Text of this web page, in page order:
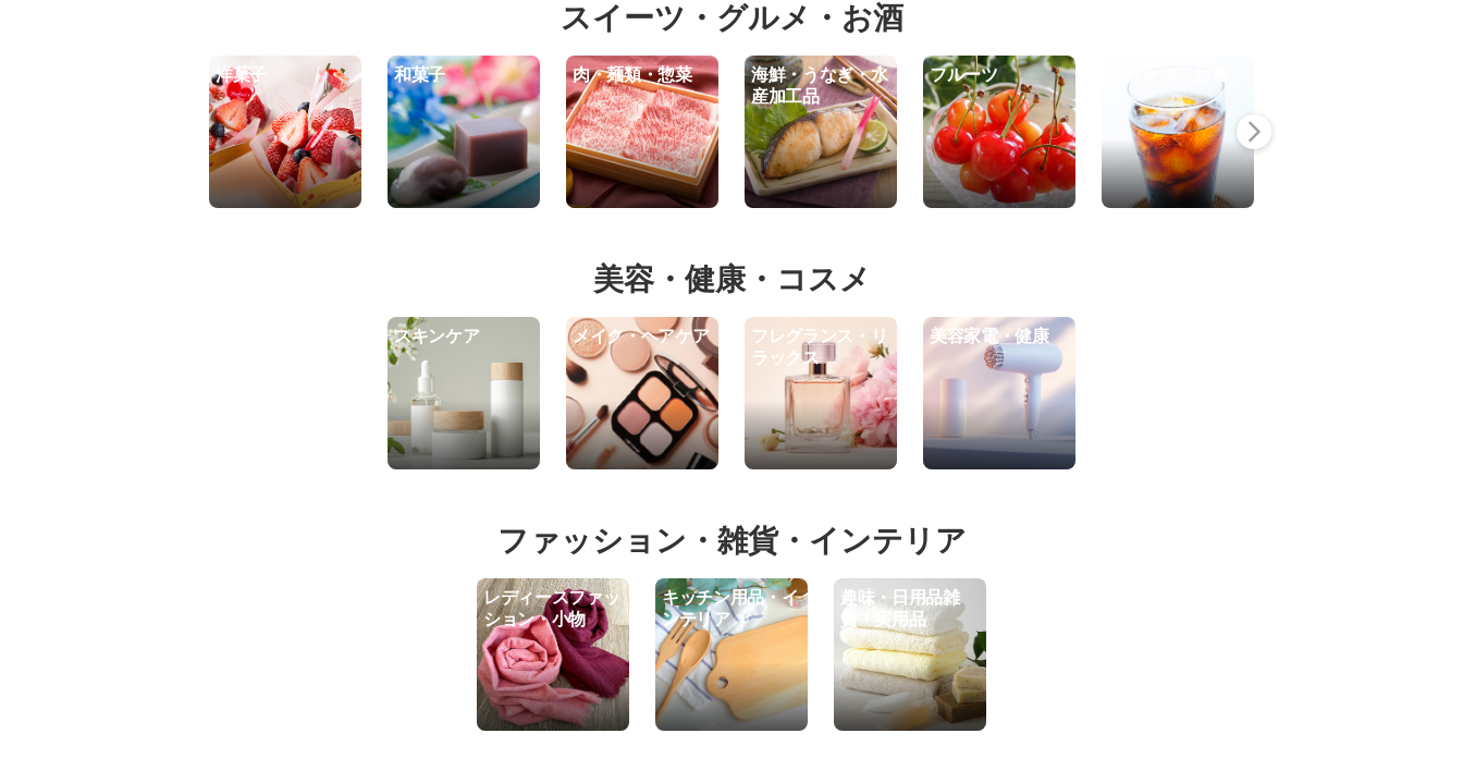
スイーツ・グルメ・お酒
洋菓子 和菓子 肉・麺類・惣菜
海鮮・うなぎ・水
産加工品
フルーツ
美容・健康・コスメ
スキンケア メイク・ヘアケア
フレグランス・リ
ラックス
美容家電・健康
ファッション・雑貨・インテリア
レディースファッ
ション・小物
キッチン用品・イ
ンテリア
趣味・日用品雑
貨・実用品